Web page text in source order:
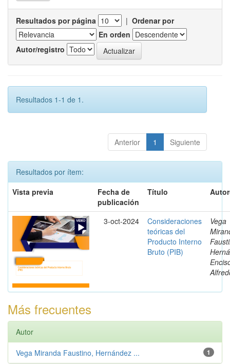
Resultados por página | Ordenar por
En orden
Autor/registro
Resultados 1-1 de 1.
Anterior 1 Siguiente
Resultados por ítem:
Vista previa
Fecha de
publicación
Título
3-oct-2024
Consideraciones
teóricas del
Producto Interno
Bruto (PIB)
Vega
Más frecuentes
Autor
1
Vega Miranda Faustino, Hernández ...